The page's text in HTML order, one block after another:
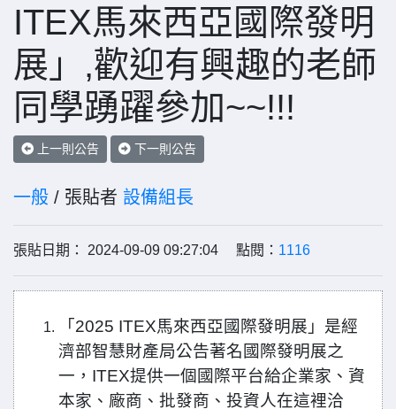
ITEX馬來西亞國際發明
展」,歡迎有興趣的老師
同學踴躍參加~~!!!
上一則公告 下一則公告
一般 / 張貼者 設備組長
張貼日期： 2024-09-09 09:27:04 點閱： 1116
「 2025 ITEX馬來西亞國際發明展」是經
濟部智慧財產局公告著名國際發明展之
一， ITEX提供一個國際平台給企業家、資
本家、廠商、批發商、投資人在這裡洽